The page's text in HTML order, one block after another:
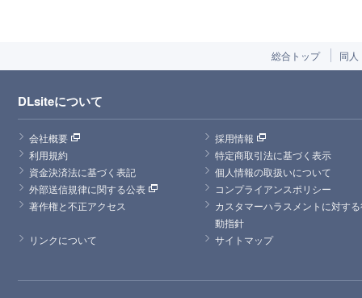
総合トップ 同人
DLsiteについて
会社概要
採用情報
利用規約
特定商取引法に基づく表示
資金決済法に基づく表記
個人情報の取扱いについて
外部送信規律に関する公表
コンプライアンスポリシー
著作権と不正アクセス
カスタマーハラスメントに対す
動指針
リンクについて
サイトマップ